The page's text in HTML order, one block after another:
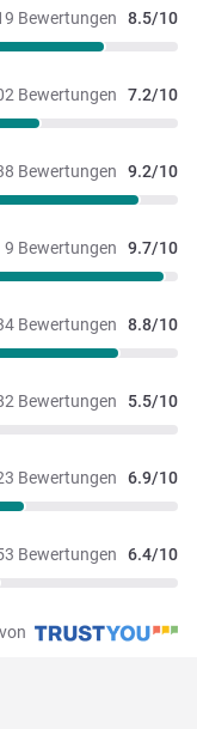
Bewertungen 8.5/10
Bewertungen 7.2/10
Bewertungen 9.2/10
9 Bewertungen 9.7/10
Bewertungen 8.8/10
Bewertungen 5.5/10
Bewertungen 6.9/10
Bewertungen 6.4/10